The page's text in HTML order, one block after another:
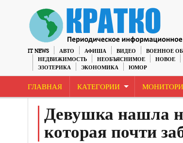
IT NEWS АВТО АФИША ВИДЕО ВОЕННОЕ
НЕДВИЖИМОСТЬ
НЕОБЪЯСНИМОЕ НОВОЕ
ЭЗОТЕРИКА
ЭКОНОМИКА ЮМОР
ГЛАВНАЯ КАТЕГОРИИ
Девушка нашла
которая почти